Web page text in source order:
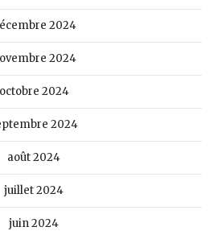
2024
2024
octobre 2024
2024
août 2024
juillet 2024
juin 2024